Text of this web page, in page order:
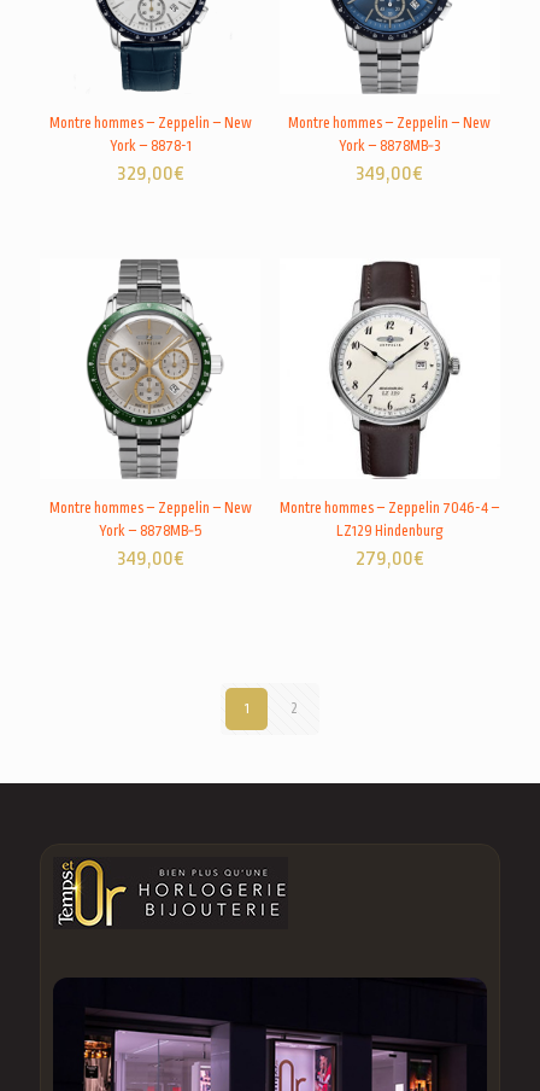
Montre hommes – Zeppelin – New
York – 8878-1
329,00€
Montre hommes – Zeppelin – New
York – 8878MB‑3
349,00€
Montre hommes – Zeppelin – New
York – 8878MB‑5
349,00€
Montre hommes – Zeppelin 7046-4 –
LZ129 Hindenburg
279,00€
1 2